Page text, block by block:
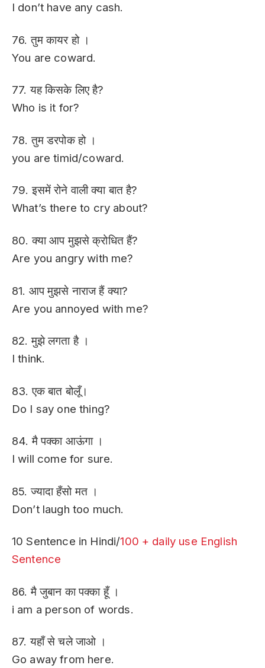
I don’t have any cash.
76. तुम कायर हो ।
You are coward.
77. यह किसके लिए है?
Who is it for?
78. तुम डरपोक हो ।
you are timid/coward.
79. इसमें रोने वाली क्या बात है?
What’s there to cry about?
80. क्या आप मुझसे क्रोधित हैं?
Are you angry with me?
81. आप मुझसे नाराज हैं क्या?
Are you annoyed with me?
82. मुझे लगता है ।
I think.
83. एक बात बोलूँ।
Do I say one thing?
84. मै पक्का आऊंगा ।
I will come for sure.
85. ज्यादा हँसो मत ।
Don’t laugh too much.
10 Sentence in Hindi/100 + daily use English
Sentence
86. मै जुबान का पक्का हूँ ।
i am a person of words.
87. यहाँ से चले जाओ ।
Go away from here.